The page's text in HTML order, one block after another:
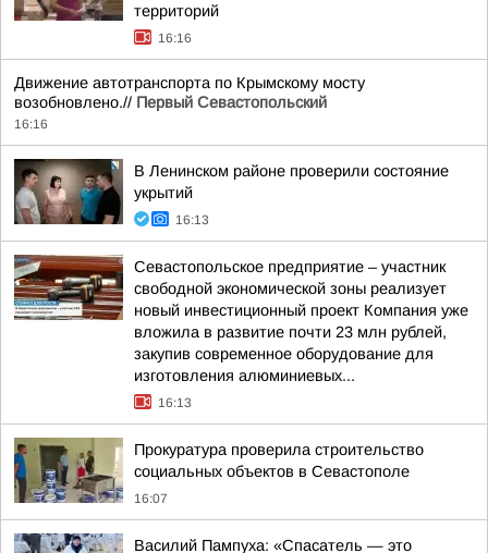
территорий
16:16
Движение автотранспорта по Крымскому мосту
возобновлено.// Первый Севастопольский
16:16
В Ленинском районе проверили состояние
укрытий
16:13
Севастопольское предприятие – участник
свободной экономической зоны реализует
новый инвестиционный проект Компания уже
вложила в развитие почти 23 млн рублей,
закупив современное оборудование для
изготовления алюминиевых...
16:13
Прокуратура проверила строительство
социальных объектов в Севастополе
16:07
Василий Пампуха: «Спасатель — это